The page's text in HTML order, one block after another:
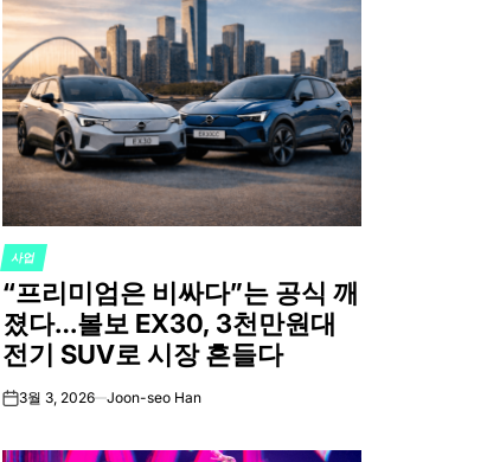
POSTED
IN
사업
“프리미엄은 비싸다”는 공식 깨
졌다…볼보 EX30, 3천만원대
전기 SUV로 시장 흔들다
on3월 3, 2026 Joon-seo Han